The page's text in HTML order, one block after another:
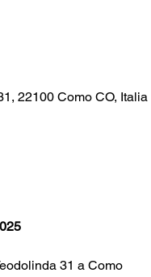
22100 Como CO, Italia
31 a Como